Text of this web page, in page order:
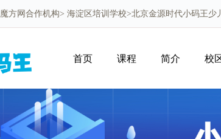
魔方网 合作机构> 海淀区培训学校>北京金源时代小码王少
首页 课程 简介 校